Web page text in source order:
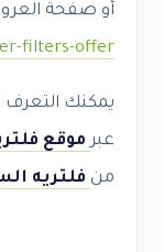
أو صفحة
filters-offer/
يمكنك التعرف
عبر موقع
من فلتريه